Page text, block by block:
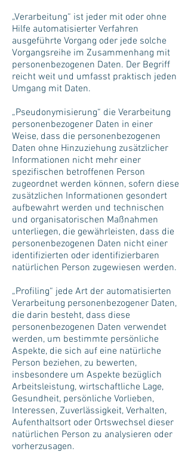
„Verarbeitung“ ist jeder mit oder ohne
Hilfe automatisierter Verfahren
ausgeführte Vorgang oder jede solche
Vorgangsreihe im Zusammenhang mit
personenbezogenen Daten. Der Begriff
reicht weit und umfasst praktisch jeden
Umgang mit Daten.
„Pseudonymisierung“ die Verarbeitung
personenbezogener Daten in einer
Weise, dass die personenbezogenen
Daten ohne Hinzuziehung zusätzlicher
Informationen nicht mehr einer
spezifischen betroffenen Person
zugeordnet werden können, sofern diese
zusätzlichen Informationen gesondert
aufbewahrt werden und technischen
und organisatorischen Maßnahmen
unterliegen, die gewährleisten, dass die
personenbezogenen Daten nicht einer
identifizierten oder identifizierbaren
natürlichen Person zugewiesen werden.
„Profiling“ jede Art der automatisierten
Verarbeitung personenbezogener Daten,
die darin besteht, dass diese
personenbezogenen Daten verwendet
werden, um bestimmte persönliche
Aspekte, die sich auf eine natürliche
Person beziehen, zu bewerten,
insbesondere um Aspekte bezüglich
Arbeitsleistung, wirtschaftliche Lage,
Gesundheit, persönliche Vorlieben,
Interessen, Zuverlässigkeit, Verhalten,
Aufenthaltsort oder Ortswechsel dieser
natürlichen Person zu analysieren oder
vorherzusagen.